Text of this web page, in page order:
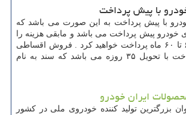
با پیش پرداخت
با پیش پرداخت به این صورت می باشد که
ی خودرو پیش پرداخت می باشد و مابقی هزینه را
به صورت اقساط ۶ تا ۶۰ ماه پرداخت خواهید کرد . فروش اقساطی
خودرو با پیش پرداخت با تحویل ۳۵ روزه می باشد که سند به نام
ایران خودرو
بزرگترین تولید کننده خودروی ملی در کشور